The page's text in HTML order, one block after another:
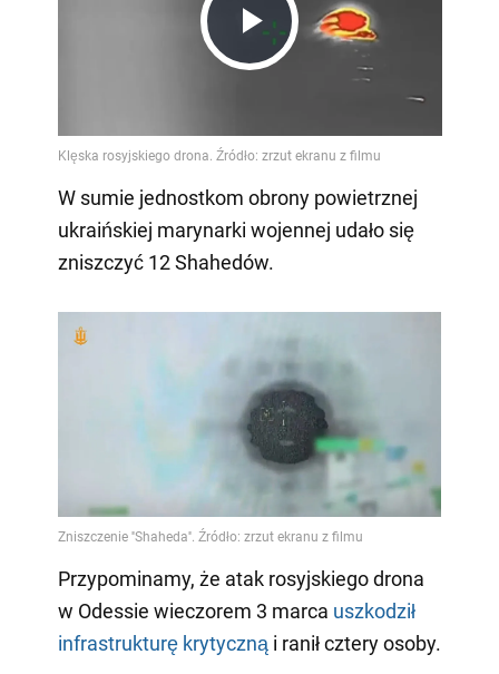
Play
Video
W sumie jednostkom obrony powietrznej
ukraińskiej marynarki wojennej udało się
zniszczyć 12 Shahedów.
Przypominamy, że atak rosyjskiego drona
w Odessie wieczorem 3 marca uszkodził
infrastrukturę krytycznąi ranił cztery osoby.